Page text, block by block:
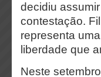
decidiu
contestação.
representa
liberdade que
Neste